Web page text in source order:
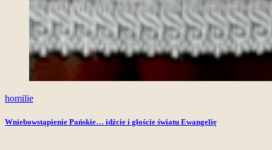
homilie
Wniebowstąpienie Pańskie… idźcie i głoście światu Ewangelię